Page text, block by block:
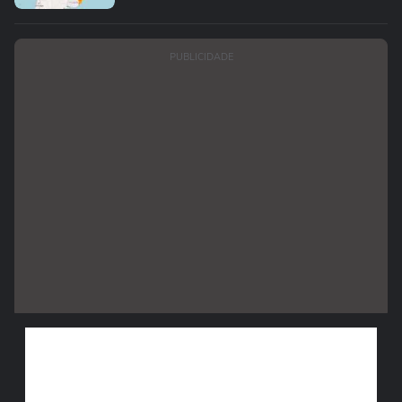
PUBLICIDADE